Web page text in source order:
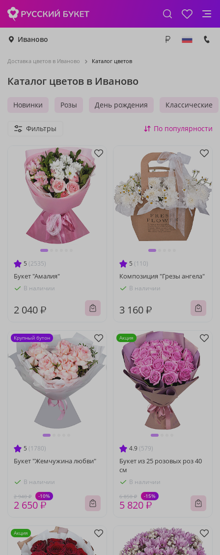
Иваново
Доставка цветов в Иваново Каталог цветов
Каталог цветов в Иваново
Новинки Розы День рождения Классические
Фильтры По популярности
5 (2535)
Букет "Амалия"
В наличии
2 040 ₽
5 (110)
Композиция "Грезы ангела"
В наличии
3 160 ₽
5 (1780)
Букет "Жемчужина любви"
В наличии
2 940 ₽ -10%
2 650 ₽
Крупный бутон
4.9 (579)
Букет из 25 розовых роз 40
см
В наличии
6 850 ₽ -15%
5 820 ₽
Акция
Акция